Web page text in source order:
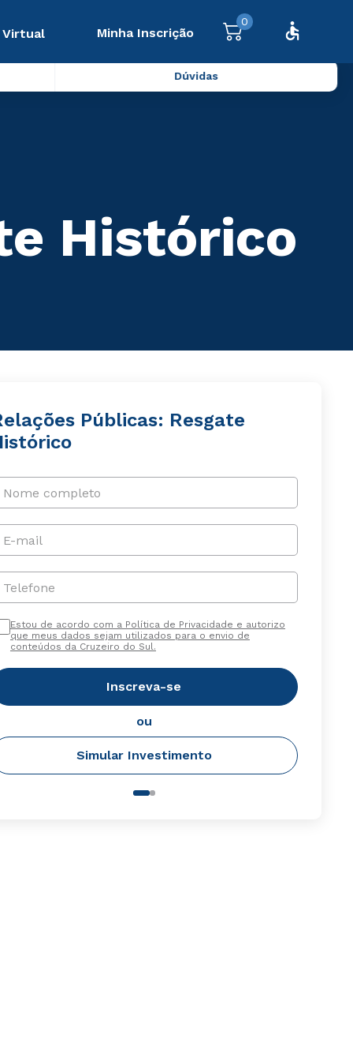
Virtual Minha Inscrição
0
Dúvidas
Histórico
Públicas: Resgate
Nome completo
E-mail
Telefone
Estou de acordo com a Política de Privacidade e autorizo
que meus dados sejam utilizados para o envio de
conteúdos da Cruzeiro do Sul.
Inscreva-se
ou
Simular Investimento